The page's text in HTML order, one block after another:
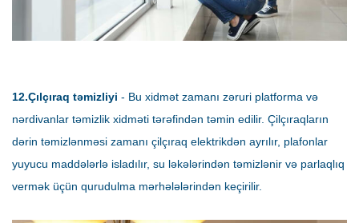
12.Çılçıraq təmizliyi - Bu xidmət zamanı zəruri platforma və
nərdivanlar təmizlik xidməti tərəfindən təmin edilir. Çilçıraqların
dərin təmizlənməsi zamanı çilçıraq elektrikdən ayrılır, plafonlar
yuyucu maddələrlə isladılır, su ləkələrindən təmizlənir və parlaqlıq
vermək üçün qurudulma mərhələlərindən keçirilir.